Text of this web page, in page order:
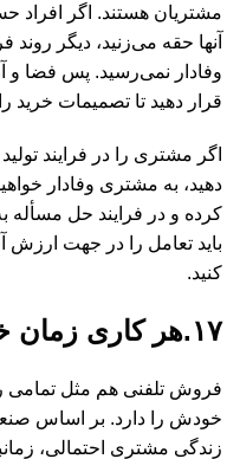
مشتریان هستند. اگر افراد حس
آنها حقه می‌زنید، دیگر
وفادار نمی‌رسید. پس فضا و
قرار دهید تا تصمیمات خرید
اگر مشتری را در فرایند
دهید، به مشتری وفادار
کرده و در فرایند حل مسأله
باید تعامل را در جهت ارزش
کنید.
۱۷.هر کاری زمان خاص خودش را دارد
فروش تلفنی هم مثل تمامی‌
خودش را دارد. بر اساس
زندگی مشتری احتمالی،